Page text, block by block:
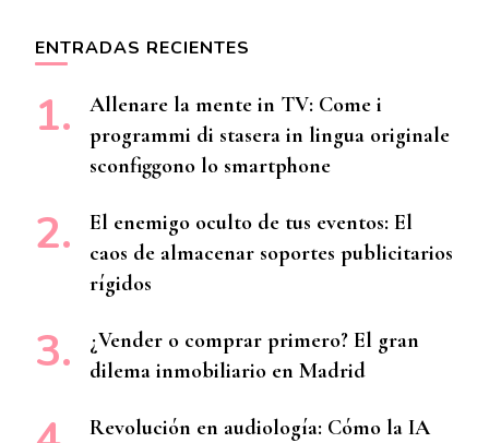
ENTRADAS RECIENTES
Allenare la mente in TV: Come i
programmi di stasera in lingua originale
sconfiggono lo smartphone
El enemigo oculto de tus eventos: El
caos de almacenar soportes publicitarios
rígidos
¿Vender o comprar primero? El gran
dilema inmobiliario en Madrid
Revolución en audiología: Cómo la IA